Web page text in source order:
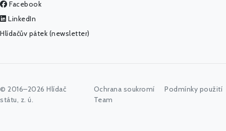
Facebook
LinkedIn
Hlídačův pátek (newsletter)
© 2016–2026 Hlídač
státu, z. ú.
Ochrana soukromí
Podmínky použití
Team